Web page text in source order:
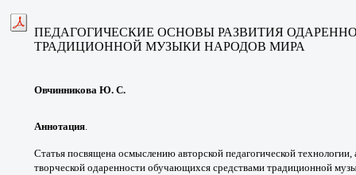
ПЕДАГОГИЧЕСКИЕ ОСНОВЫ РАЗВИТИЯ
ТРАДИЦИОННОЙ МУЗЫКИ НАРОДОВ МИРА
Овчинникова Ю. С.
Аннотация.
Статья посвящена осмыслению авторской педагогической технологии,
творческой одаренности обучающихся средствами традиционной